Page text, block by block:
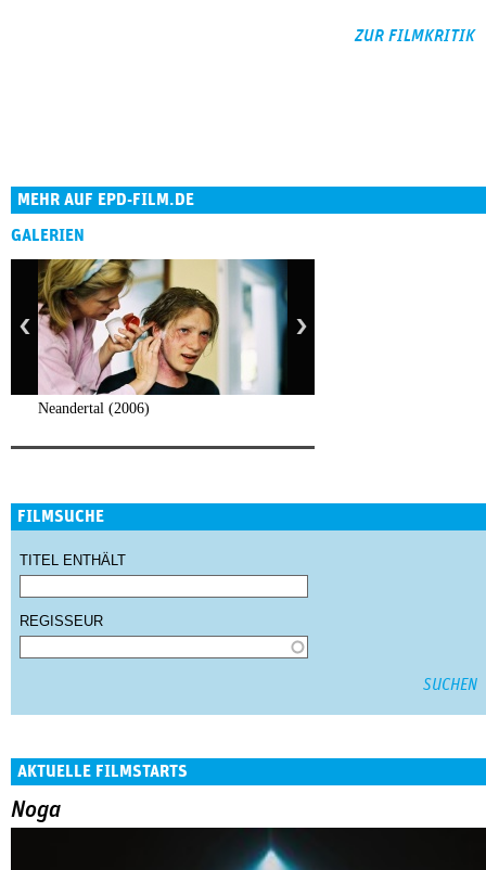
ZUR FILMKRITIK
MEHR AUF EPD-FILM.DE
GALERIEN
Neandertal (2006)
FILMSUCHE
TITEL ENTHÄLT
REGISSEUR
AKTUELLE FILMSTARTS
Noga